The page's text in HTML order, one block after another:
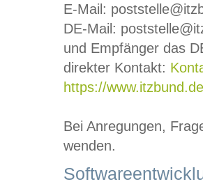
E-Mail:
DE-Mail:
und Empfänger das
direkter Kontakt:
https://
Bei Anregungen,
wenden.